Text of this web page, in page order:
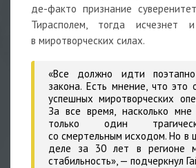
де-факто признание
Тирасполем, тогда исчезнет
в миротворческих силах.
«Все должно идти
закона. Есть мнение, что это
успешных миротворческих
За все время, насколько мне
только один
со смертельным исходом. Но в
деле за 30 лет в регионе
стабильность», — подчеркнул